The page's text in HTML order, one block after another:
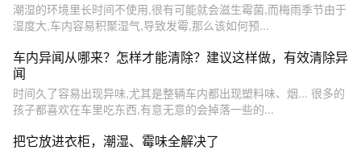
潮湿的环境里长时间不使用,很有可能就会滋生霉菌,而梅雨季节由于
湿度大,车内容易积聚湿气,导致发霉,那么该如何预...
车内异闻从哪来？怎样才能清除？建议这样做，有效清除异
闻
时间久了容易出现异味,尤其是整辆车内都出现塑料味、烟... 很多的
孩子都喜欢在车里吃东西,有意无意的会掉落一些的...
把它放进衣柜，潮湿、霉味全解决了